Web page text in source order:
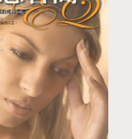
的，那你所有的痛
能開始流動，就像
有負擔，沒有紛